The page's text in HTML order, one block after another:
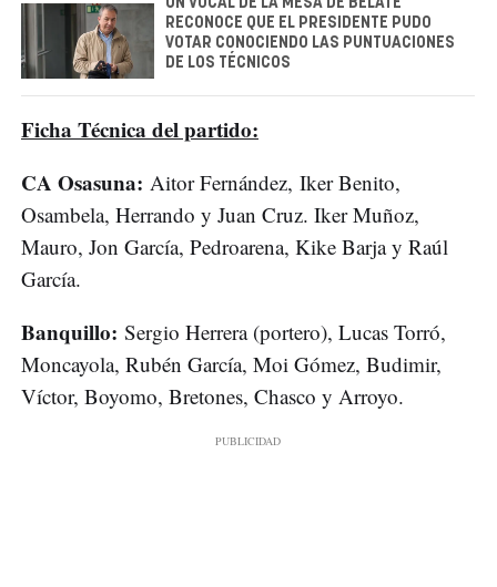
UN VOCAL DE LA MESA DE BELATE
RECONOCE QUE EL PRESIDENTE PUDO
VOTAR CONOCIENDO LAS PUNTUACIONES
DE LOS TÉCNICOS
Ficha Técnica del partido:
CA Osasuna: Aitor Fernández, Iker Benito,
Osambela, Herrando y Juan Cruz. Iker Muñoz,
Mauro, Jon García, Pedroarena, Kike Barja y Raúl
García.
Banquillo: Sergio Herrera (portero), Lucas Torró,
Moncayola, Rubén García, Moi Gómez, Budimir,
Víctor, Boyomo, Bretones, Chasco y Arroyo.